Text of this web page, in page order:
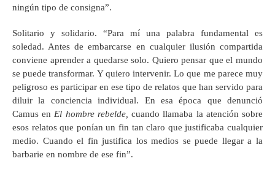
ningún tipo de consigna”.
Solitario y solidario. “Para mí una palabra fundamental es
soledad. Antes de embarcarse en cualquier ilusión compartida
conviene aprender a quedarse solo. Quiero pensar que el mundo
se puede transformar. Y quiero intervenir. Lo que me parece muy
peligroso es participar en ese tipo de relatos que han servido para
diluir la conciencia individual. En esa época que denunció
Camus enEl hombre rebelde, cuando llamaba la atención sobre
esos relatos que ponían un fin tan claro que justificaba cualquier
medio. Cuando el fin justifica los medios se puede llegar a la
barbarie en nombre de ese fin”.